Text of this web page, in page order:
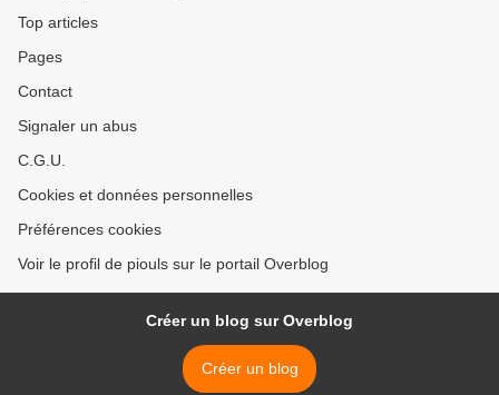
Top articles
Pages
Contact
Signaler un abus
C.G.U.
Cookies et données personnelles
Préférences cookies
Voir le profil de piouls sur le portail Overblog
Créer un blog sur Overblog
Créer un blog